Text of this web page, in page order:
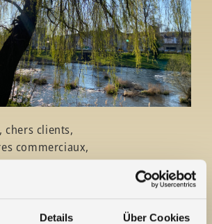
Details Über Cookies
chers clients,
commerciaux,
férié (le 18 Mai 2023), notre